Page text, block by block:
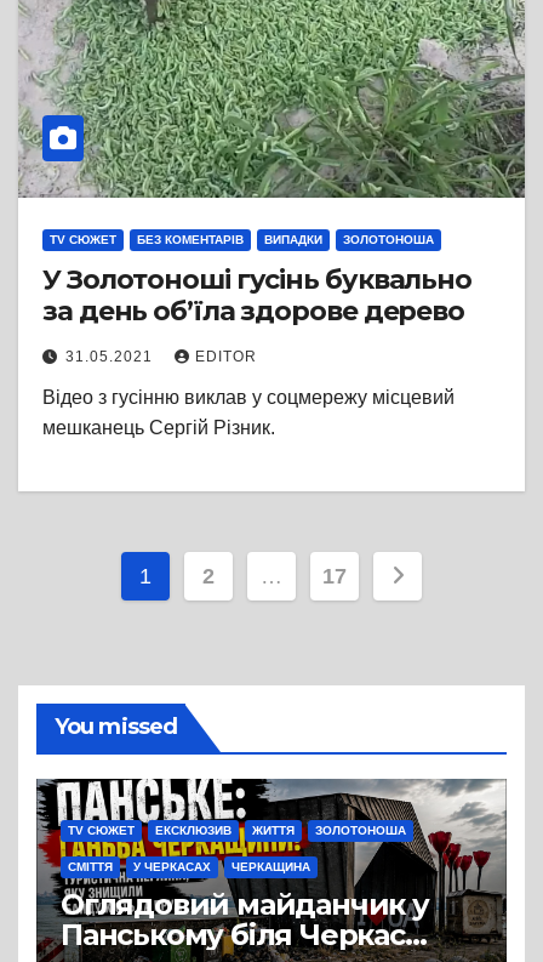
TV СЮЖЕТ БЕЗ КОМЕНТАРІВ ВИПАДКИ ЗОЛОТОНОША
У Золотоноші гусінь буквально
за день об’їла здорове дерево
31.05.2021 EDITOR
Відео з гусінню виклав у соцмережу місцевий
мешканець Сергій Різник.
Пагінація
1 2 … 17
You missed
TV СЮЖЕТ ЕКСКЛЮЗИВ ЖИТТЯ ЗОЛОТОНОША
СМІТТЯ У ЧЕРКАСАХ ЧЕРКАЩИНА
Оглядовий майданчик у
Панському біля Черкас